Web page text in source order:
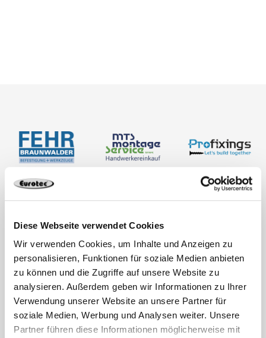
Diese Webseite verwendet Cookies
Wir verwenden Cookies, um Inhalte und Anzeigen zu
personalisieren, Funktionen für soziale Medien anbieten
zu können und die Zugriffe auf unsere Website zu
analysieren. Außerdem geben wir Informationen zu Ihrer
Verwendung unserer Website an unsere Partner für
soziale Medien, Werbung und Analysen weiter. Unsere
Partner führen diese Informationen möglicherweise mit